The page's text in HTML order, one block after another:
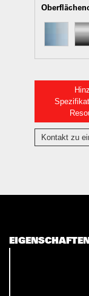
Kontakt zu